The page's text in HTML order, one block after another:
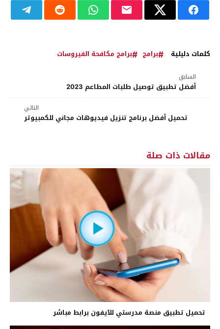
كلمات دليلية برامج برامج مكافحة الفيروسات
السابق
أفضل تطبيق توصيل طلبات المطاعم 2023
التالي
تحميل أفضل برنامج تنزيل فيديوهات مجاني للكمبيوتر
مقالات ذات صلة
تحميل تطبيق منصة مدرستي للآيفون برابط مباشر